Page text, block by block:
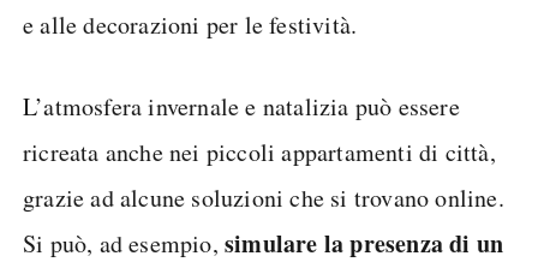
e alle decorazioni per le festività.
L’atmosfera invernale e natalizia può essere
ricreata anche nei piccoli appartamenti di città,
grazie ad alcune soluzioni che si trovano online.
Si può, ad esempio, simulare la presenza di un